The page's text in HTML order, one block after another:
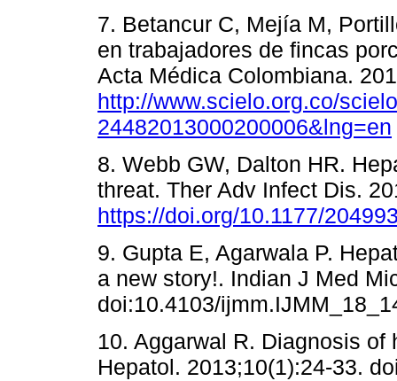
7. Betancur C, Mejía M,
en trabajadores de fincas
Acta Médica Colombiana.
http://www.scielo.org.co/
24482013000200006&lng=en
8. Webb GW, Dalton HR.
threat. Ther Adv Infect Dis.
https://doi.org/10.1177/
9. Gupta E, Agarwala P.
a new story!. Indian J Med
doi:10.4103/
10. Aggarwal R. Diagnosis
Hepatol. 2013;10(1):24-33.